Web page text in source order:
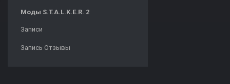
Моды S.T.A.L.K.E.R. 2
Записи
Запись Отзывы